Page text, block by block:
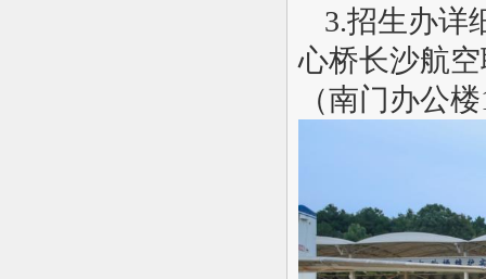
3.招生办详
心桥长沙航
（南门办公